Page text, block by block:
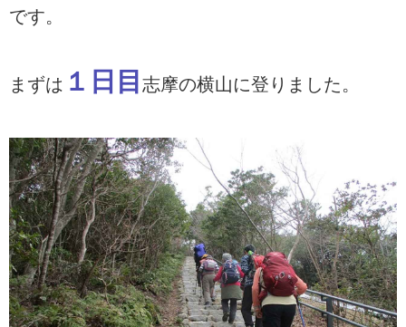
です。
まずは １日目 志摩の横山に登りました。